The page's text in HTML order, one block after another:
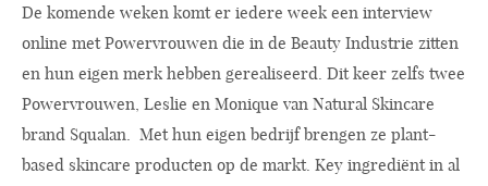
De komende weken komt er iedere week een interview
online met Powervrouwen die in de Beauty Industrie zitten
en hun eigen merk hebben gerealiseerd. Dit keer zelfs twee
Powervrouwen, Leslie en Monique van Natural Skincare
brand Squalan. Met hun eigen bedrijf brengen ze plant-
based skincare producten op de markt. Key ingrediënt in al